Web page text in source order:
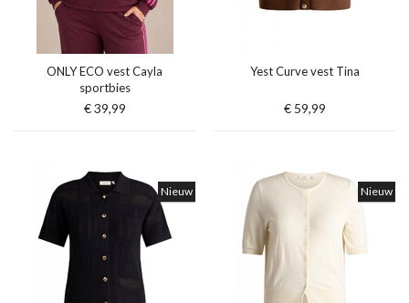
ONLY ECO vest Cayla
sportbies
€ 39,99
Yest Curve vest Tina
€ 59,99
Nieuw Nieuw